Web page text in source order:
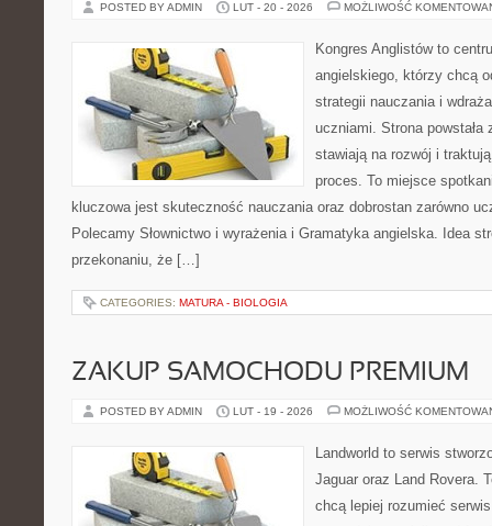
POSTED BY ADMIN LUT - 20 - 2026 MOŻLIWOŚĆ
Kongres Anglistów to
angielskiego, którzy chcą
strategii nauczania i
uczniami. Strona
stawiają na rozwój i
proces. To miejsce
kluczowa jest skuteczność nauczania oraz dobrostan zarówno
Polecamy Słownictwo i wyrażenia i Gramatyka angielska. Idea
przekonaniu, że […]
CATEGORIES: MATURA - BIOLOGIA
ZAKUP SAMOCHODU PREMIUM
POSTED BY ADMIN LUT - 19 - 2026 MOŻLIWOŚĆ
Landworld to serwis
Jaguar oraz Land Rovera.
chcą lepiej rozumieć